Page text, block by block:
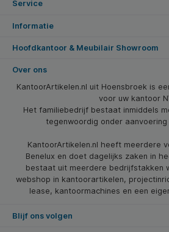
Service
Informatie
Hoofdkantoor & Meubilair Showroom
Over ons
KantoorArtikelen.nl uit Hoensbroek is
voor uw kantoor
Het familiebedrijf bestaat inmiddels
tegenwoordig onder aanvoering
KantoorArtikelen.nl heeft meerdere
Benelux en doet dagelijks zaken in
bestaat uit meerdere bedrijfstakken
webshop in kantoorartikelen,
lease, kantoormachines en een
Blijf ons volgen